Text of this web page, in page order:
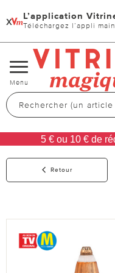
x L’application
Téléchargez l’appli
Changer
de
navigation
Menu
5 € ou 10 € de
Retour